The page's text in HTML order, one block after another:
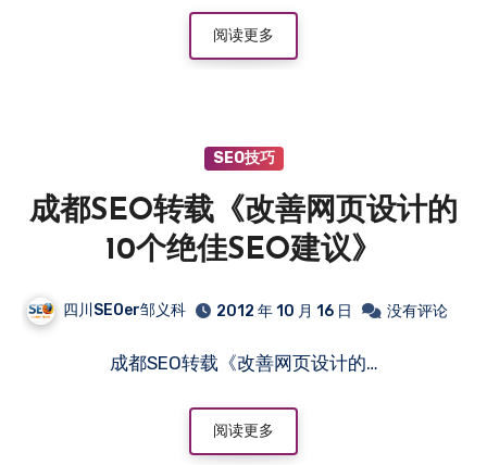
阅读更多
SEO技巧
成都SEO转载《改善网页设计的
10个绝佳SEO建议》
四川SEOer邹义科 2012 年 10 月 16 日 没有评论
成都SEO转载《改善网页设计的…
阅读更多